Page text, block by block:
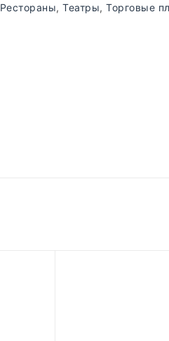
Рестораны, Театры, Торговые